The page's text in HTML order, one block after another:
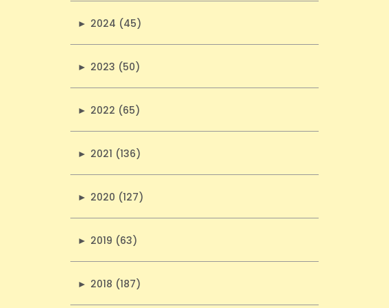
► 2024 (45)
► 2023 (50)
► 2022 (65)
► 2021 (136)
► 2020 (127)
► 2019 (63)
► 2018 (187)